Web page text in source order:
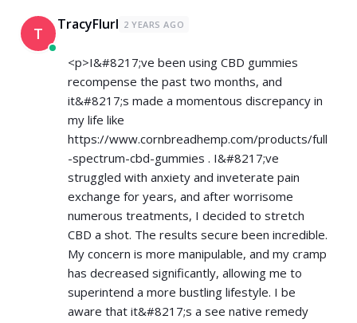
T TracyFlurl 2 YEARS AGO
<p>I&#8217;ve been using CBD gummies
recompense the past two months, and
it&#8217;s made a momentous discrepancy in
my life like
https://www.cornbreadhemp.com/products/full
-spectrum-cbd-gummies . I&#8217;ve
struggled with anxiety and inveterate pain
exchange for years, and after worrisome
numerous treatments, I decided to stretch
CBD a shot. The results secure been incredible.
My concern is more manipulable, and my cramp
has decreased significantly, allowing me to
superintend a more bustling lifestyle. I be
aware that it&#8217;s a see native remedy